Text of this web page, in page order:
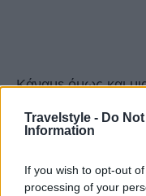
Travelstyle - Do
Information
If you wish to opt-out
processing of your
Κάναμε όμως και
αγαπημένη μας
Σήμερα η Πλάκα